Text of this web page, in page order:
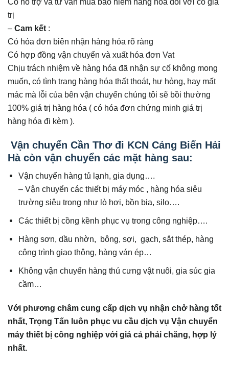
trị
– Cam kết :
Có hóa đơn biên nhận hàng hóa rõ ràng
Có hợp đồng vận chuyển và xuất hóa đơn Vat
Chịu trách nhiệm về hàng hóa đã nhận sự cố không mong
muốn, có tình trạng hàng hóa thất thoát, hư hỏng, hay mất
mác mà lỗi của bên vận chuyển chúng tôi sẽ bồi thường
100% giá trị hàng hóa ( có hóa đơn chứng minh giá trị
hàng hóa đi kèm ).
Vận chuyển Cần Thơ đi KCN Cảng Biển Hải
Hà còn vận chuyển các mặt hàng sau:
Vận chuyển hàng tủ lạnh, gia dụng….
– Vận chuyển các thiết bị máy móc , hàng hóa siêu
trường siêu trọng như lò hơi, bồn bia, silo….
Các thiết bị cồng kềnh phục vụ trong công nghiệp….
Hàng sơn, dầu nhờn, bông, sợi, gạch, sắt thép, hàng
công trình giao thông, hàng ván ép…
Không vận chuyển hàng thú cưng vật nuôi, gia súc gia
cầm…
Với phương châm cung cấp dịch vụ nhận chở hàng tốt
nhất, Trọng Tấn luôn phục vu cầu dịch vụ Vận chuyển
máy thiết bị công nghiệp với giá cả phải chăng, hợp lý
nhất.